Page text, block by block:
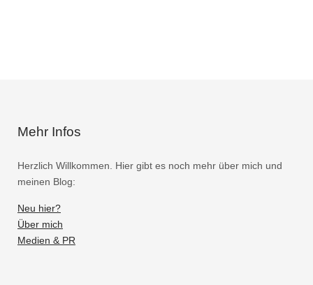
Mehr Infos
Herzlich Willkommen. Hier gibt es noch mehr über mich und
meinen Blog:
Neu hier?
Über mich
Medien & PR